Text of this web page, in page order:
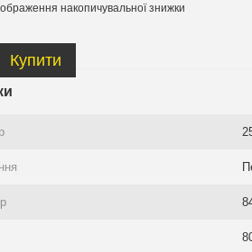
накопичувальної знижки
Купити